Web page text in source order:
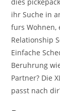
ihr Suche in
furs Wohnen,
Relationship
Einfache
Beruhrung
Partner? Die
passt nach